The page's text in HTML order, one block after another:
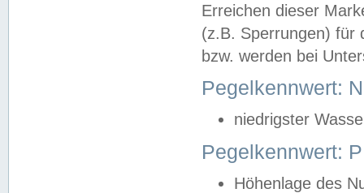
Erreichen dieser
(z.B. Sperrungen) für
bzw. werden bei
Pegelkennwert:
niedrigster
Pegelkennwert:
Höhenlage des